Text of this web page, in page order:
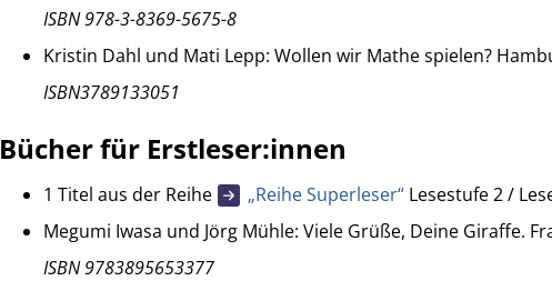
ISBN 978-3-8369-5675-8
Kristin Dahl und Mati Lepp: Wollen wir Mathe spielen?
ISBN3789133051
Bücher für Erstleser:innen
1 Titel aus der Reihe „Reihe Superleser“ Lesestufe 2 /
Megumi Iwasa und Jörg Mühle: Viele Grüße, Deine Giraffe.
ISBN 9783895653377